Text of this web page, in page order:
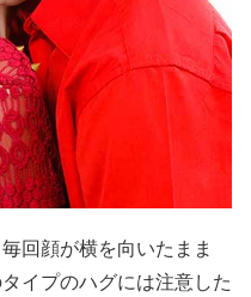
回顔が横を向いたまま
イプのハグには注意した